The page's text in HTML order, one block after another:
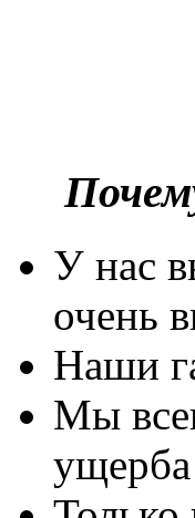
У нас
очень
Наши
Мы
ущерба